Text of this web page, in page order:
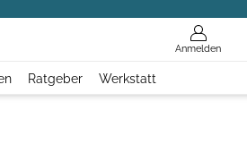
Anmelden
Ratgeber Werkstatt